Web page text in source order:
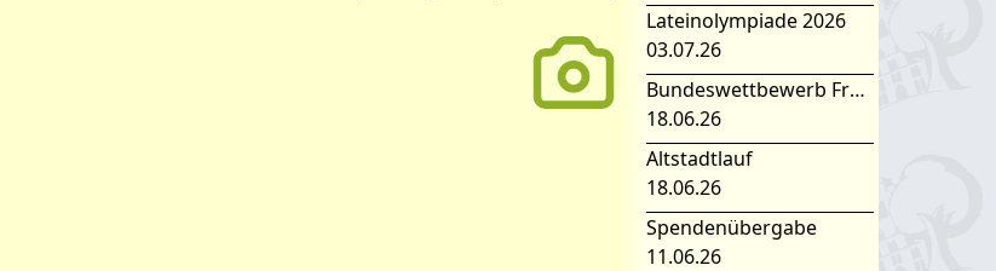
Lateinolympiade 2026
03.07.26
Bundeswettbewerb Fremdsprachen
18.06.26
Altstadtlauf
18.06.26
Spendenübergabe
11.06.26